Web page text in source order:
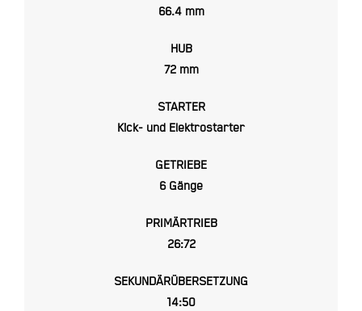
66.4 mm
HUB
72 mm
STARTER
Kick- und Elektrostarter
GETRIEBE
6 Gänge
PRIMÄRTRIEB
26:72
SEKUNDÄRÜBERSETZUNG
14:50